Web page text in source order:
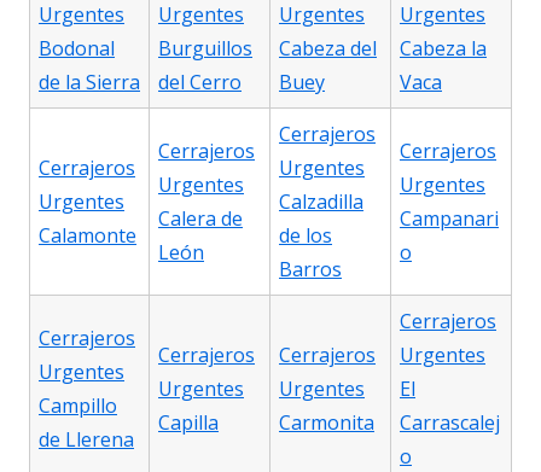
Urgentes
Bodonal
de la Sierra
Urgentes
Burguillos
del Cerro
Urgentes
Cabeza del
Buey
Urgentes
Cabeza la
Vaca
Cerrajeros
Urgentes
Calamonte
Cerrajeros
Urgentes
Calera de
León
Cerrajeros
Urgentes
Calzadilla
de los
Barros
Cerrajeros
Urgentes
Campanari
o
Cerrajeros
Urgentes
Campillo
de Llerena
Cerrajeros
Urgentes
Capilla
Cerrajeros
Urgentes
Carmonita
Cerrajeros
Urgentes
El
Carrascalej
o